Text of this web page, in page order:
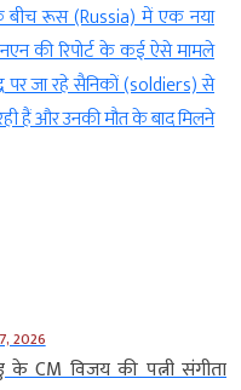
बीच रूस (Russia) में एक नया
की रिपोर्ट के कई ऐसे मामले
जा रहे सैनिकों (soldiers) से
हैं और उनकी मौत के बाद मिलने
2026
के CM विजय की पत्नी संगीता